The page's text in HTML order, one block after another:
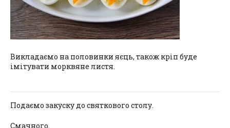
Викладаємо на половинки яєць, також кріп буде
імітувати морквяне листя.
Подаємо закуску до святкового столу.
Смачного.